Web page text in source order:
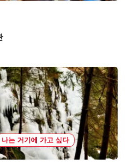
나는 거기에 가고 싶다